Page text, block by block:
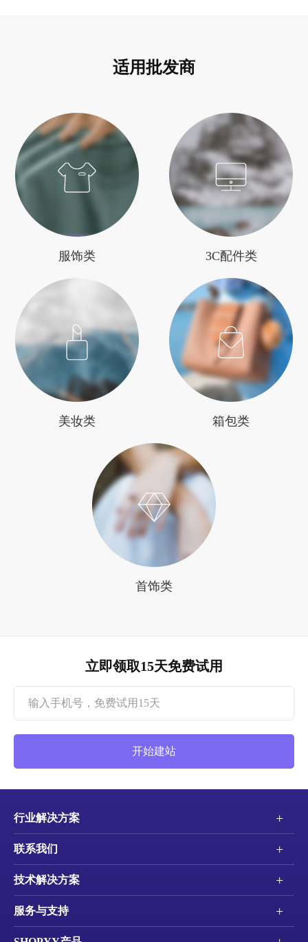
适用批发商
服饰类 3C配件类
美妆类 箱包类
首饰类
立即领取15天免费试用
开始建站
行业解决方案 +
联系我们 +
技术解决方案 +
服务与支持 +